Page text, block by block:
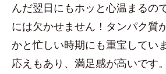
んだ翌日にもホッと心温まるの
には欠かせません！タンパク質
かと忙しい時期にも重宝してい
応えもあり、満足感が高いです